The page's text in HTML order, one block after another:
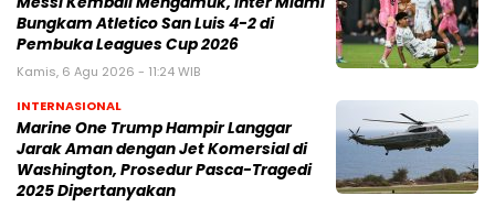
Bungkam Atletico San Luis 4-2 di
Pembuka Leagues Cup 2026
Kamis, 6 Agu 2026 - 11:24 WIB
INTERNASIONAL
Marine One Trump Hampir Langgar
Jarak Aman dengan Jet Komersial di
Washington, Prosedur Pasca-Tragedi
2025 Dipertanyakan